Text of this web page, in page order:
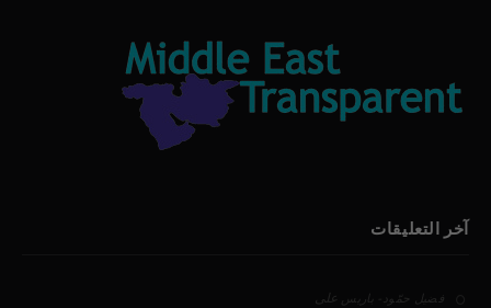
آخر التعليقات
فضيل حمّود - باريس على